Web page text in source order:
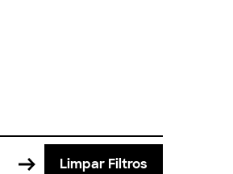
Limpar Filtros